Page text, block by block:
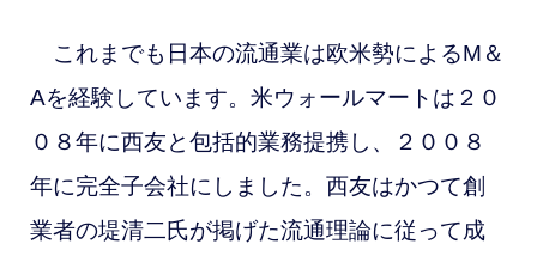
これまでも日本の流通業は欧米勢によるM＆
Aを経験しています。米ウォールマートは２０
０８年に西友と包括的業務提携し、２００８
年に完全子会社にしました。西友はかつて創
業者の堤清二氏が掲げた流通理論に従って成